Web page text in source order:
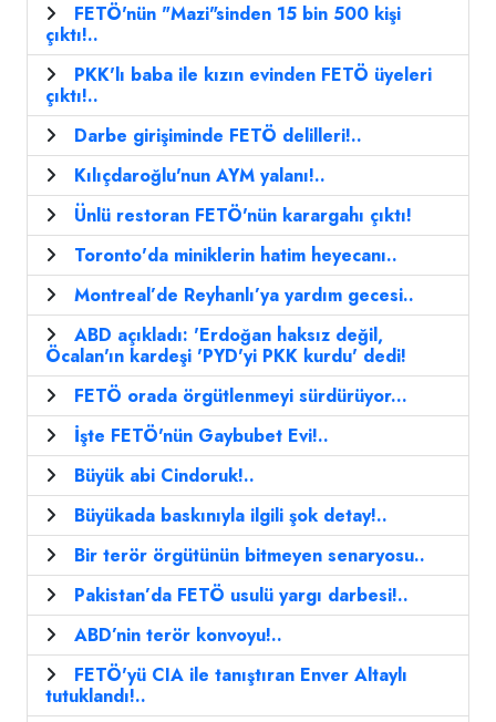
FETÖ'nün "Mazi"sinden 15 bin 500 kişi
çıktı!..
PKK'lı baba ile kızın evinden FETÖ üyeleri
çıktı!..
Darbe girişiminde FETÖ delilleri!..
Kılıçdaroğlu'nun AYM yalanı!..
Ünlü restoran FETÖ'nün karargahı çıktı!
Toronto'da miniklerin hatim heyecanı..
Montreal’de Reyhanlı’ya yardım gecesi..
ABD açıkladı: 'Erdoğan haksız değil,
Öcalan'ın kardeşi 'PYD'yi PKK kurdu' dedi!
FETÖ orada örgütlenmeyi sürdürüyor...
İşte FETÖ'nün Gaybubet Evi!..
Büyük abi Cindoruk!..
Büyükada baskınıyla ilgili şok detay!..
Bir terör örgütünün bitmeyen senaryosu..
Pakistan’da FETÖ usulü yargı darbesi!..
ABD’nin terör konvoyu!..
FETÖ'yü CIA ile tanıştıran Enver Altaylı
tutuklandı!..